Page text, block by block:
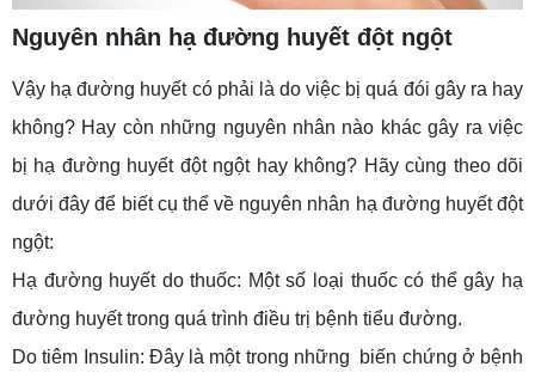
Nguyên nhân hạ đường huyết đột ngột
Vậy hạ đường huyết có phải là do việc bị quá đói gây ra hay
không? Hay còn những nguyên nhân nào khác gây ra việc
bị hạ đường huyết đột ngột hay không? Hãy cùng theo dõi
dưới đây để biết cụ thể về nguyên nhân hạ đường huyết đột
ngột:
Hạ đường huyết do thuốc: Một số loại thuốc có thể gây hạ
đường huyết trong quá trình điều trị bệnh tiểu đường.
Do tiêm Insulin: Đây là một trong những biến chứng ở bệnh